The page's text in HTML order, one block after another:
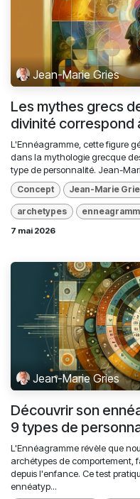
Jean-Marie Gries
Les mythes grecs
divinité correspond
L'Ennéagramme, cette figure
dans la mythologie grecque
type de personnalité. Jean-
Concept Jean-Marie
archetypes
7 mai 2026
Jean-Marie Gries
Découvrir son
9 types de
L'Ennéagramme révèle que
archétypes de comportement,
depuis l'enfance. Ce test
ennéatyp...